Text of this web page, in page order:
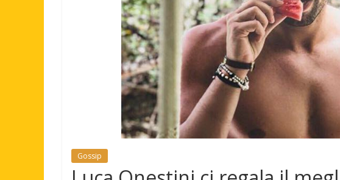
Gossip